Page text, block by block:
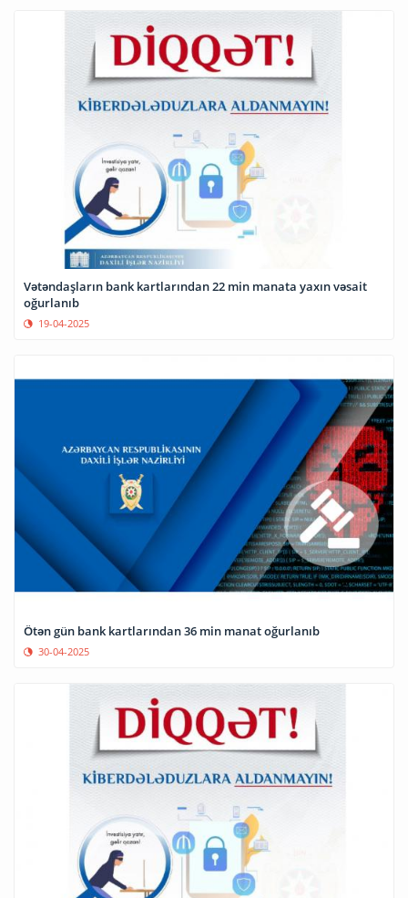
Vətəndaşların bank kartlarından 22 min manata yaxın vəsait
oğurlanıb
19-04-2025
Ötən gün bank kartlarından 36 min manat oğurlanıb
30-04-2025